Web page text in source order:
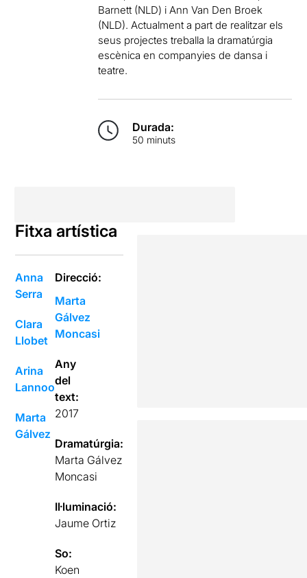
Barnett (NLD) i Ann Van Den Broek
(NLD). Actualment a part de realitzar els
seus projectes treballa la dramatúrgia
escènica en companyies de dansa i
teatre.
Durada:
50 minuts
Fitxa artística
Anna
Serra
Clara
Llobet
Arina
Lannoo
Marta
Gálvez
Direcció:
Marta
Gálvez
Moncasi
Any
del
text:
2017
Dramatúrgia:
Marta Gálvez
Moncasi
Il·luminació:
Jaume Ortiz
So:
Koen